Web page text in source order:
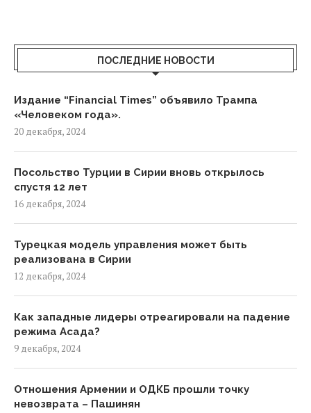
ПОСЛЕДНИЕ НОВОСТИ
Издание “Financial Times” объявило Трампа
«Человеком года».
20 декабря, 2024
Посольство Турции в Сирии вновь открылось
спустя 12 лет
16 декабря, 2024
Турецкая модель управления может быть
реализована в Сирии
12 декабря, 2024
Как западные лидеры отреагировали на падение
режима Асада?
9 декабря, 2024
Отношения Армении и ОДКБ прошли точку
невозврата – Пашинян